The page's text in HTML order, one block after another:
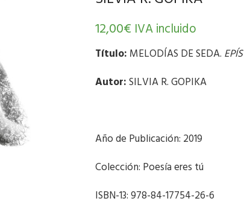
12,00€ IVA incluido
Título: MELODÍAS DE SEDA.
Autor:SILVIA R. GOPIKA
Año de Publicación: 2019
Colección: Poesía eres tú
ISBN-13: 978-84-17754-26-6